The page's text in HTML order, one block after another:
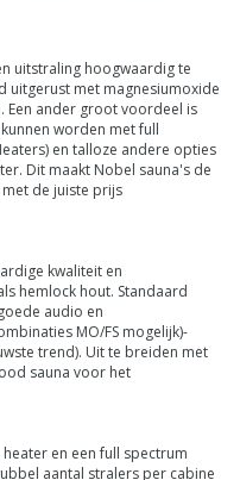
uitstraling hoogwaardig te
uitgerust met magnesiumoxide
Een ander groot voordeel is
worden met full
en talloze andere opties
Dit maakt Nobel sauna's de
de juiste prijs
kwaliteit en
hemlock hout. Standaard
audio en
MO/FS mogelijk)-
trend). Uit te breiden met
sauna voor het
en een full spectrum
aantal stralers per cabine